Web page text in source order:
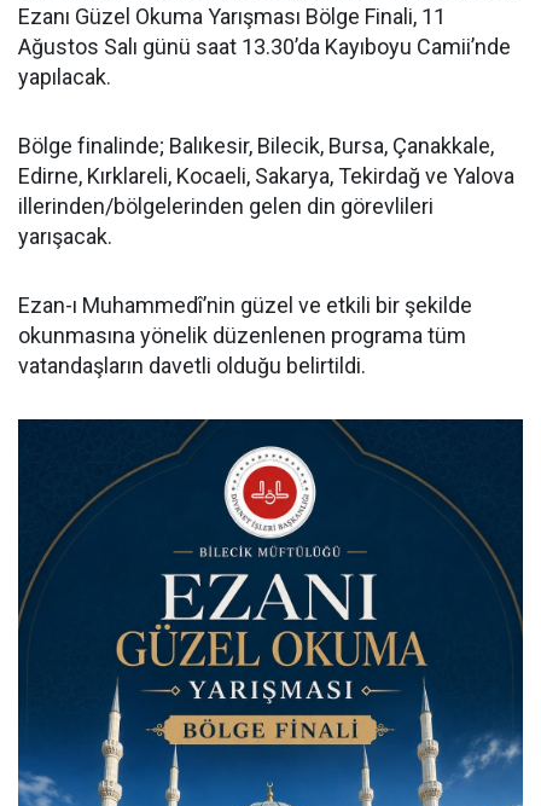
Ezanı Güzel Okuma Yarışması Bölge Finali, 11
Ağustos Salı günü saat 13.30’da Kayıboyu Camii’nde
yapılacak.
Bölge finalinde; Balıkesir, Bilecik, Bursa, Çanakkale,
Edirne, Kırklareli, Kocaeli, Sakarya, Tekirdağ ve Yalova
illerinden/bölgelerinden gelen din görevlileri
yarışacak.
Ezan-ı Muhammedî’nin güzel ve etkili bir şekilde
okunmasına yönelik düzenlenen programa tüm
vatandaşların davetli olduğu belirtildi.